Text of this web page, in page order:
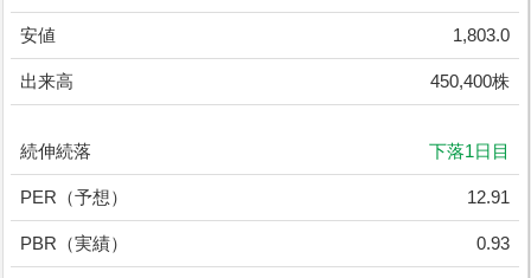
安値 1,803.0
出来高 450,400株
続伸続落 下落1日目
PER（予想） 12.91
PBR（実績） 0.93